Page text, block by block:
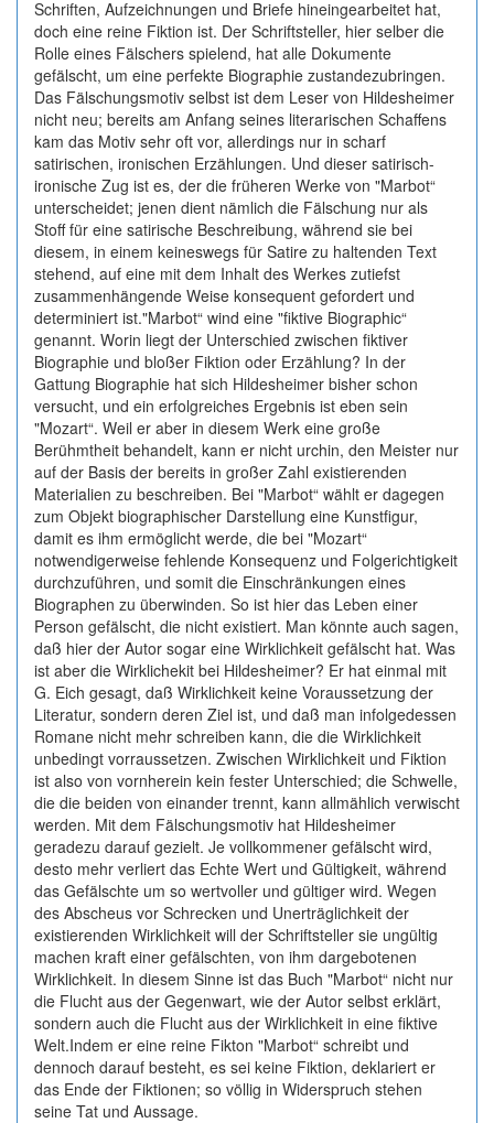
Schriften, Aufzeichnungen und Briefe hineingearbeitet hat,
doch eine reine Fiktion ist. Der Schriftsteller, hier selber die
Rolle eines Fälschers spielend, hat alle Dokumente
gefälscht, um eine perfekte Biographie zustandezubringen.
Das Fälschungsmotiv selbst ist dem Leser von Hildesheimer
nicht neu; bereits am Anfang seines literarischen Schaffens
kam das Motiv sehr oft vor, allerdings nur in scharf
satirischen, ironischen Erzählungen. Und dieser satirisch-
ironische Zug ist es, der die früheren Werke von "Marbot“
unterscheidet; jenen dient nämlich die Fälschung nur als
Stoff für eine satirische Beschreibung, während sie bei
diesem, in einem keineswegs für Satire zu haltenden Text
stehend, auf eine mit dem Inhalt des Werkes zutiefst
zusammenhängende Weise konsequent gefordert und
determiniert ist."Marbot“ wind eine "fiktive Biographic“
genannt. Worin liegt der Unterschied zwischen fiktiver
Biographie und bloßer Fiktion oder Erzählung? In der
Gattung Biographie hat sich Hildesheimer bisher schon
versucht, und ein erfolgreiches Ergebnis ist eben sein
"Mozart“. Weil er aber in diesem Werk eine große
Berühmtheit behandelt, kann er nicht urchin, den Meister nur
auf der Basis der bereits in großer Zahl existierenden
Materialien zu beschreiben. Bei "Marbot“ wählt er dagegen
zum Objekt biographischer Darstellung eine Kunstfigur,
damit es ihm ermöglicht werde, die bei "Mozart“
notwendigerweise fehlende Konsequenz und Folgerichtigkeit
durchzuführen, und somit die Einschränkungen eines
Biographen zu überwinden. So ist hier das Leben einer
Person gefälscht, die nicht existiert. Man könnte auch sagen,
daß hier der Autor sogar eine Wirklichkeit gefälscht hat. Was
ist aber die Wirklichekit bei Hildesheimer? Er hat einmal mit
G. Eich gesagt, daß Wirklichkeit keine Voraussetzung der
Literatur, sondern deren Ziel ist, und daß man infolgedessen
Romane nicht mehr schreiben kann, die die Wirklichkeit
unbedingt vorraussetzen. Zwischen Wirklichkeit und Fiktion
ist also von vornherein kein fester Unterschied; die Schwelle,
die die beiden von einander trennt, kann allmählich verwischt
werden. Mit dem Fälschungsmotiv hat Hildesheimer
geradezu darauf gezielt. Je vollkommener gefälscht wird,
desto mehr verliert das Echte Wert und Gültigkeit, während
das Gefälschte um so wertvoller und gültiger wird. Wegen
des Abscheus vor Schrecken und Unerträglichkeit der
existierenden Wirklichkeit will der Schriftsteller sie ungültig
machen kraft einer gefälschten, von ihm dargebotenen
Wirklichkeit. In diesem Sinne ist das Buch "Marbot“ nicht nur
die Flucht aus der Gegenwart, wie der Autor selbst erklärt,
sondern auch die Flucht aus der Wirklichkeit in eine fiktive
Welt.Indem er eine reine Fikton "Marbot“ schreibt und
dennoch darauf besteht, es sei keine Fiktion, deklariert er
das Ende der Fiktionen; so völlig in Widerspruch stehen
seine Tat und Aussage.